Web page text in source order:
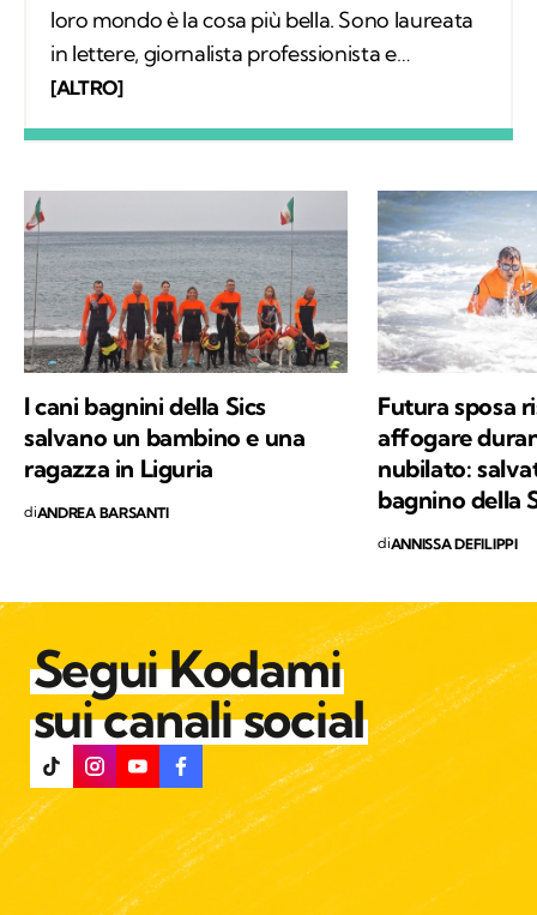
loro mondo è la cosa più bella. Sono laureata
in lettere, giornalista professionista e
fondatrice del progetto La scimmia
dove vivono, liberi.
[ALTRO]
I cani bagnini della Sics
salvano un bambino e una
ragazza in Liguria
diANDREA BARSANTI
Futura sposa
affogare
nubilato:
bagnino della
diANNISSA DEFILIPPI
Segui Kodami
sui canali social